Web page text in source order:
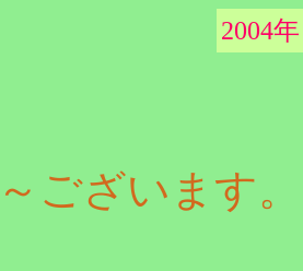
2004
ございます。